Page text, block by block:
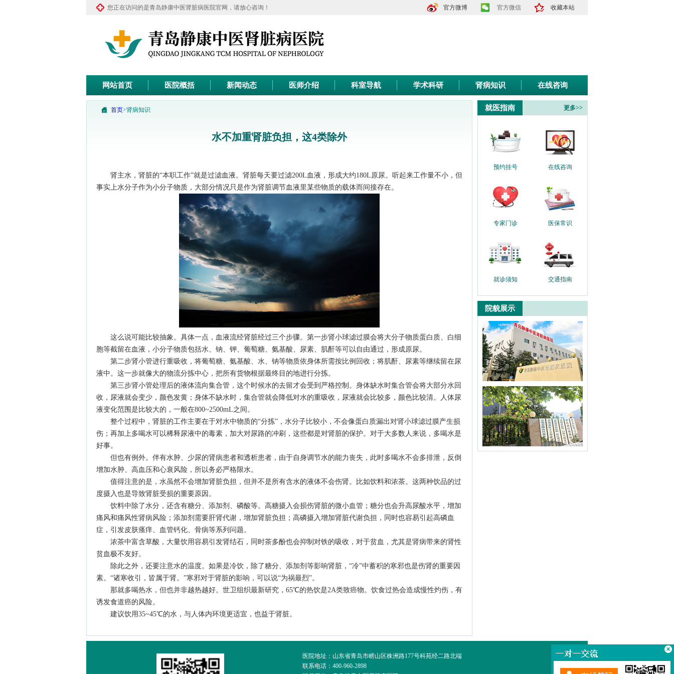
您正在访问的是青岛静康中医肾脏病医院官网，请放心咨询！ 官方微博 官方微信 收藏本站
网站首页 医院概括 新闻动态 医师介绍 科室导航 学术科研 肾病知识 在线咨询
首页>肾病知识
水不加重肾脏负担，这4类除外
肾主水，肾脏的“本职工作”就是过滤血液。肾脏每天要过滤200L血液，形成大约180L原尿。听起来工作量不小，但
事实上水分子作为小分子物质，大部分情况只是作为肾脏调节血液里某些物质的载体而间接存在。
这么说可能比较抽象。具体一点，血液流经肾脏经过三个步骤。第一步肾小球滤过膜会将大分子物质蛋白质、白细
胞等截留在血液，小分子物质包括水、钠、钾、葡萄糖、氨基酸、尿素、肌酐等可以自由通过，形成原尿。
第二步肾小管进行重吸收，将葡萄糖、氨基酸、水、钠等物质依身体所需按比例回收；将肌酐、尿素等继续留在尿
液中。这一步就像大的物流分拣中心，把所有货物根据最终目的地进行分拣。
第三步肾小管处理后的液体流向集合管，这个时候水的去留才会受到严格控制。身体缺水时集合管会将大部分水回
收，尿液就会变少，颜色发黄；身体不缺水时，集合管就会降低对水的重吸收，尿液就会比较多，颜色比较清。人体尿
液变化范围是比较大的，一般在800~2500mL之间。
整个过程中，肾脏的工作主要在于对水中物质的“分拣”，水分子比较小，不会像蛋白质漏出对肾小球滤过膜产生损
伤；再加上多喝水可以稀释尿液中的毒素，加大对尿路的冲刷，这些都是对肾脏的保护。对于大多数人来说，多喝水是
好事。
但也有例外。伴有水肿、少尿的肾病患者和透析患者，由于自身调节水的能力丧失，此时多喝水不会多排泄，反倒
增加水肿、高血压和心衰风险，所以务必严格限水。
值得注意的是，水虽然不会增加肾脏负担，但并不是所有含水的液体不会伤肾。比如饮料和浓茶。这两种饮品的过
度摄入也是导致肾脏受损的重要原因。
饮料中除了水分，还含有糖分、添加剂、磷酸等。高糖摄入会损伤肾脏的微小血管；糖分也会升高尿酸水平，增加
痛风和痛风性肾病风险；添加剂需要肝肾代谢，增加肾脏负担；高磷摄入增加肾脏代谢负担，同时也容易引起高磷血
症，引发皮肤瘙痒、血管钙化、骨病等系列问题。
浓茶中富含草酸，大量饮用容易引发肾结石，同时茶多酚也会抑制对铁的吸收，对于贫血，尤其是肾病带来的肾性
贫血极不友好。
除此之外，还要注意水的温度。如果是冷饮，除了糖分、添加剂等影响肾脏，“冷”中蓄积的寒邪也是伤肾的重要因
素。“诸寒收引，皆属于肾。”寒邪对于肾脏的影响，可以说“为祸最烈”。
那就多喝热水，但也并非越热越好。世卫组织最新研究，65℃的热饮是2A类致癌物。饮食过热会造成慢性灼伤，有
诱发食道癌的风险。
建议饮用35~45℃的水，与人体内环境更适宜，也益于肾脏。
就医指南 更多>>
预约挂号 在线咨询
专家门诊 医保常识
就诊须知 交通指南
院貌展示
医院地址：山东省青岛市崂山区株洲路177号科苑经二路北端
联系电话：400-960-2898